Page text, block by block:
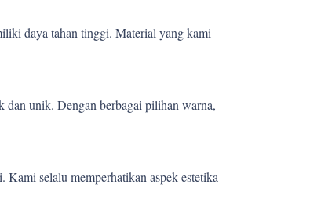
daya tahan tinggi. Material yang kami
dan unik. Dengan berbagai pilihan warna,
selalu memperhatikan aspek estetika